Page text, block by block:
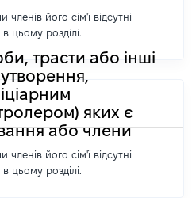
його сім'ї відсутні
цьому розділі.
трасти або інші
яких є
або члени
його сім'ї відсутні
цьому розділі.